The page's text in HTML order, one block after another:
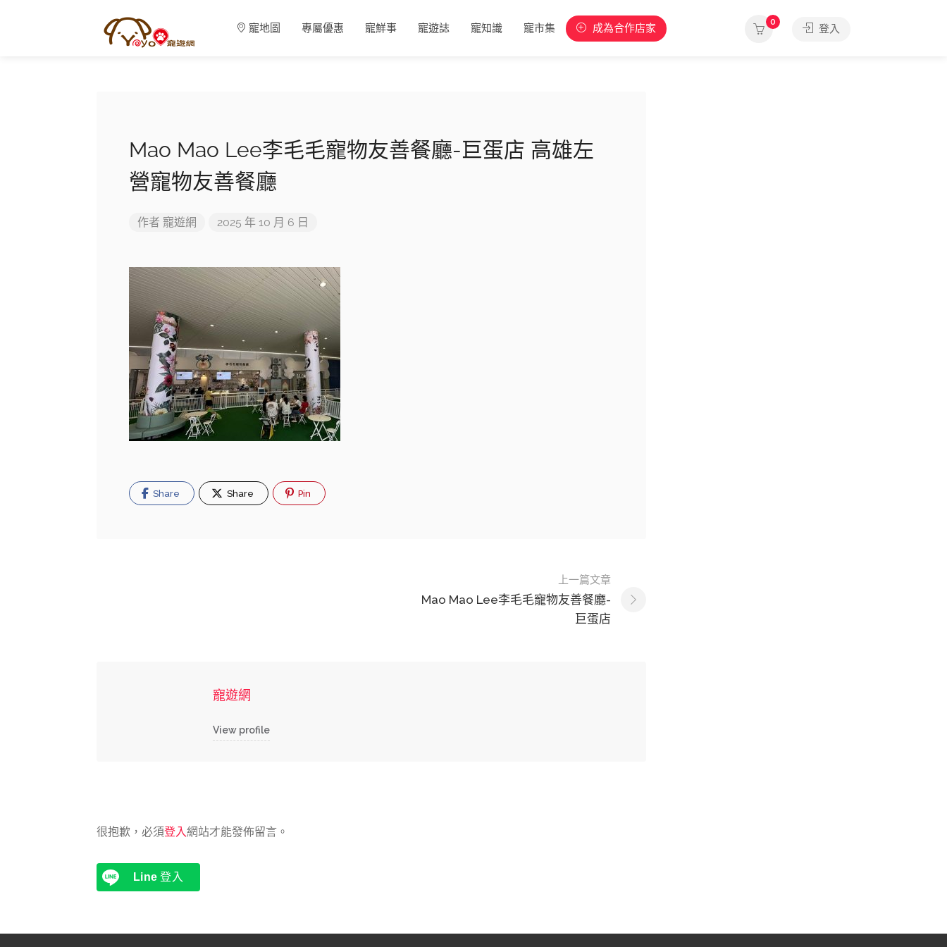
寵地圖 專屬優惠 寵鮮事 寵遊誌 寵知識 寵市集 成為合作店家 0
登入
Mao Mao Lee李毛毛寵物友善餐廳-巨蛋店 高雄左
營寵物友善餐廳
作者 寵遊網 2025 年 10 月 6 日
Share Share Pin
上一篇文章
Mao Mao Lee李毛毛寵物友善餐廳-
巨蛋店
寵遊網
View profile
很抱歉，必須登入網站才能發佈留言。
Line 登入